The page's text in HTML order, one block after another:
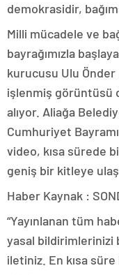
demokrasidir,
Milli mücadele ve
bayrağımızla
kurucusu Ulu
işlenmiş görüntüsü
alıyor. Aliağa
Cumhuriyet
video, kısa sürede
geniş bir kitleye
Haber Kaynak :
“Yayınlanan tüm
yasal bildirimlerinizi
iletiniz. En kısa